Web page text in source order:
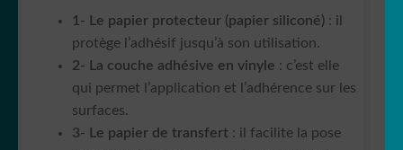
1- Le papier protecteur (papier siliconé) : il
protège l’adhésif jusqu’à son utilisation.
2- La couche adhésive en vinyle : c’est elle
qui permet l’application et l’adhérence sur les
surfaces.
3- Le papier de transfert : il facilite la pose